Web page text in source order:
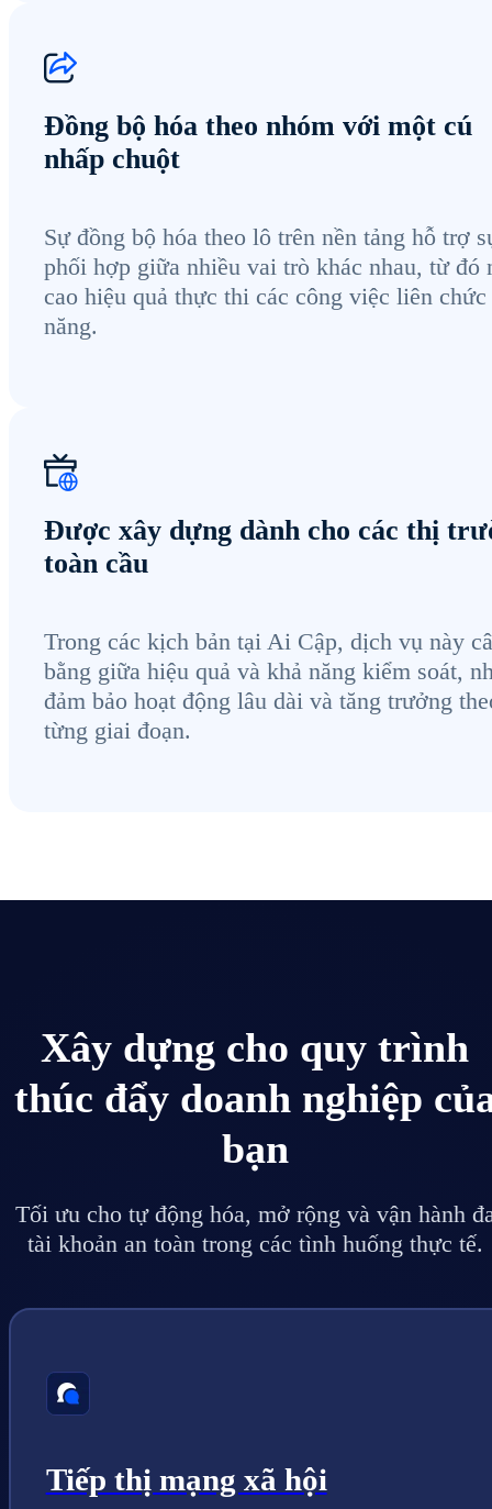
Đồng bộ hóa theo nhóm với một cú
nhấp chuột
Sự đồng bộ hóa theo lô trên nền tảng hỗ trợ
phối hợp giữa nhiều vai trò khác nhau, từ đó
cao hiệu quả thực thi các công việc liên chức
năng.
Được xây dựng dành cho các thị
toàn cầu
Trong các kịch bản tại Ai Cập, dịch vụ này
bằng giữa hiệu quả và khả năng kiểm soát,
đảm bảo hoạt động lâu dài và tăng trưởng
từng giai đoạn.
Xây dựng cho quy trình
thúc đẩy doanh nghiệp
bạn
Tối ưu cho tự động hóa, mở rộng và vận hành
tài khoản an toàn trong các tình huống thực tế.
Tiếp thị mạng xã hội